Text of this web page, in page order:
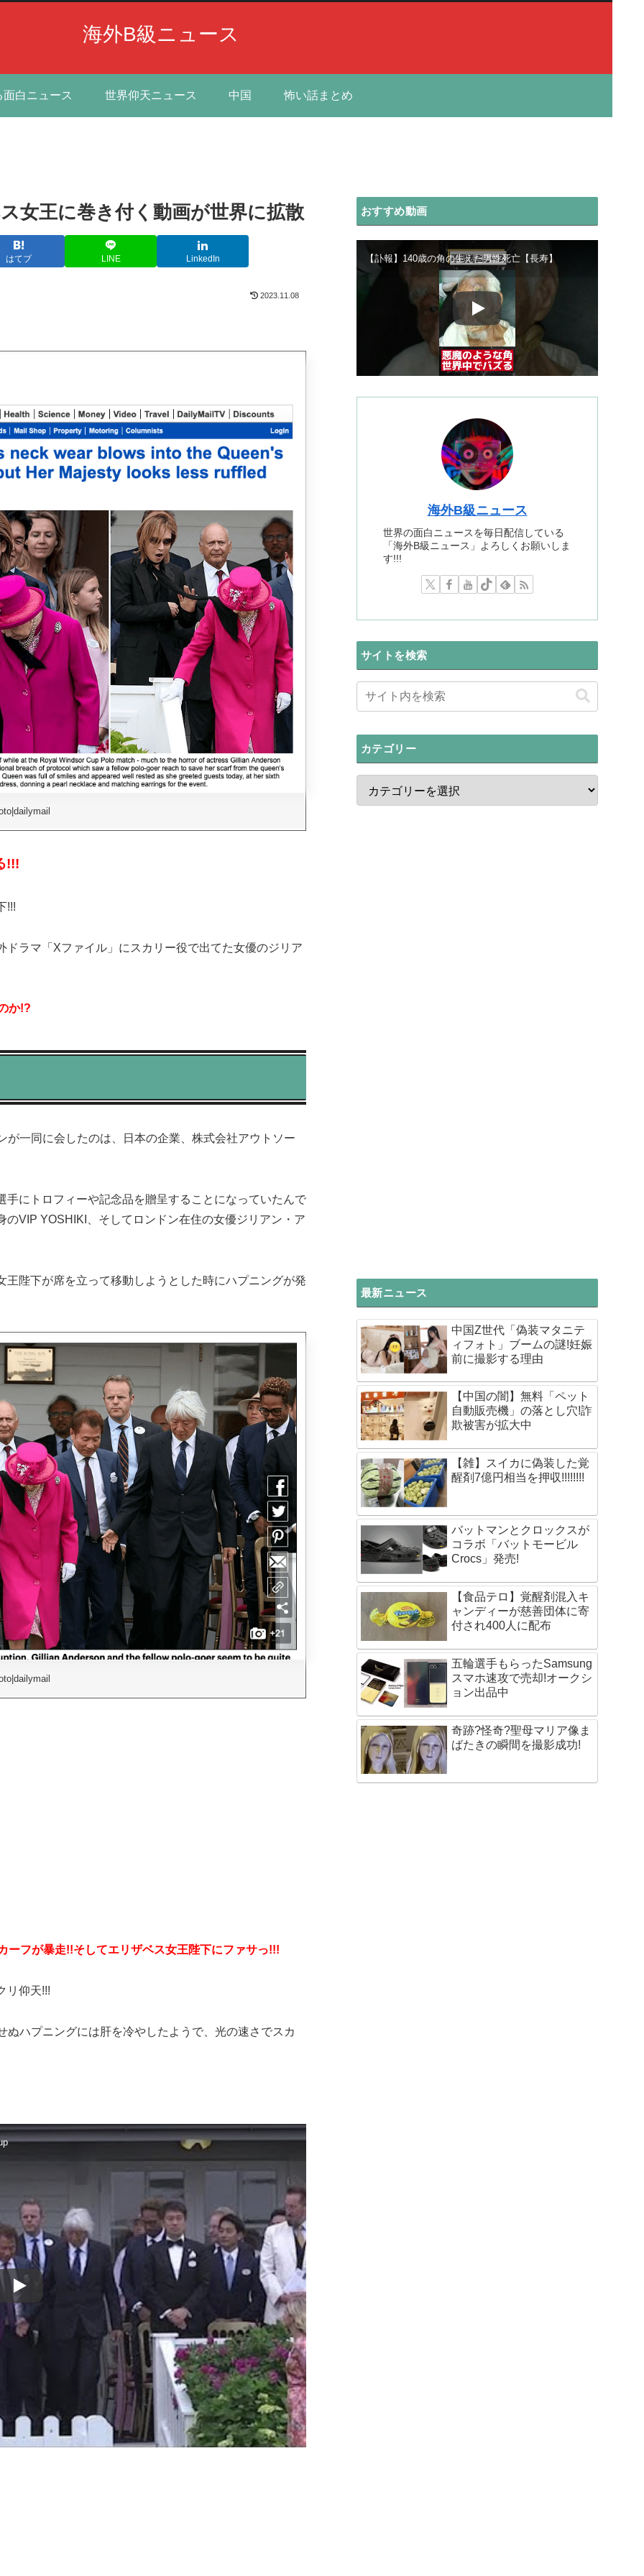
海外B級ニュース
面白ニュース 世界仰天ニュース 中国 怖い話まとめ
女王に巻き付く動画が世界に拡散
はてブ LINE LinkedIn
2023.11.08
!!!
!!!
ラマ「Xファイル」にスカリー役で出てた女優のジリア
か!?
一同に会したのは、日本の企業、株式会社アウトソー
にトロフィーや記念品を贈呈することになっていたんで
VIP YOSHIKI、そしてロンドン在住の女優ジリアン・ア
陛下が席を立って移動しようとした時にハプニングが発
ーフが暴走!!そしてエリザベス女王陛下にファサっ!!!
リ仰天!!!
ハプニングには肝を冷やしたようで、光の速さでスカ
おすすめ動画
【訃報】140歳の角の生えた男性死亡【長寿】
海外B級ニュース
世界の面白ニュースを毎日配信している
「海外B級ニュース」よろしくお願いしま
す!!!
サイトを検索
カテゴリー
最新ニュース
中国Z世代「偽装マタニテ
ィフォト」ブームの謎!妊娠
前に撮影する理由
【中国の闇】無料「ペット
自動販売機」の落とし穴!詐
欺被害が拡大中
【雑】スイカに偽装した覚
醒剤7億円相当を押収!!!!!!!!
バットマンとクロックスが
コラボ「バットモービル
Crocs」発売!
【食品テロ】覚醒剤混入キ
ャンディーが慈善団体に寄
付され400人に配布
五輪選手もらったSamsung
スマホ速攻で売却!オークシ
ョン出品中
奇跡?怪奇?聖母マリア像ま
ばたきの瞬間を撮影成功!